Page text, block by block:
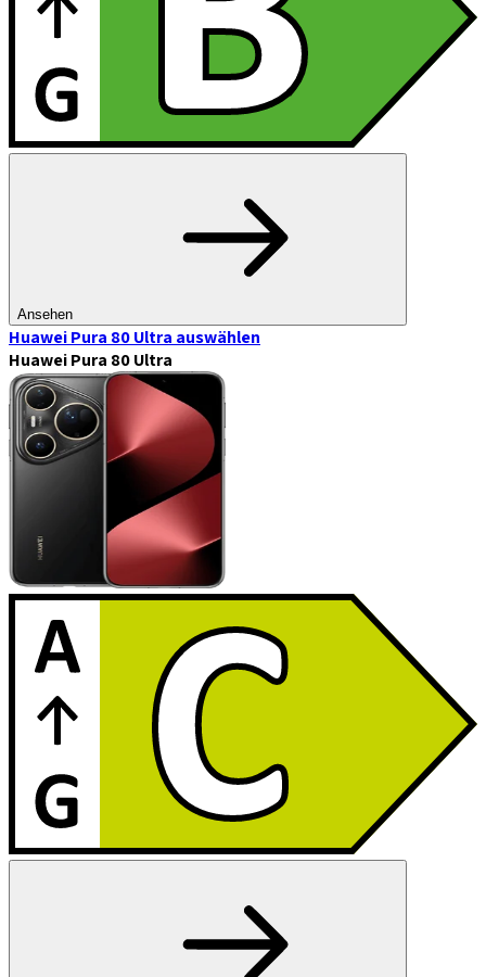
Ansehen
Huawei Pura 80 Ultra auswählen
Huawei Pura 80 Ultra